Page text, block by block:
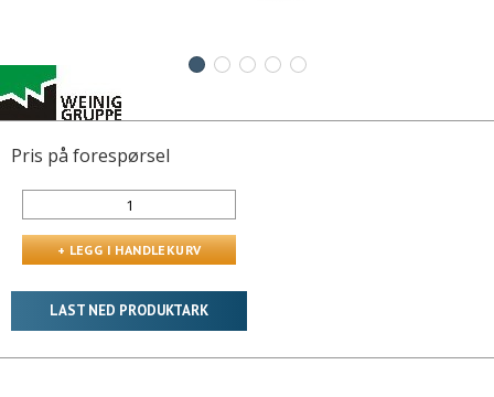
Pris på forespørsel
LAST NED PRODUKTARK